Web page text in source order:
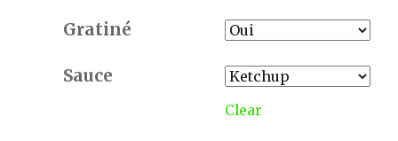
Gratiné
Sauce
Clear